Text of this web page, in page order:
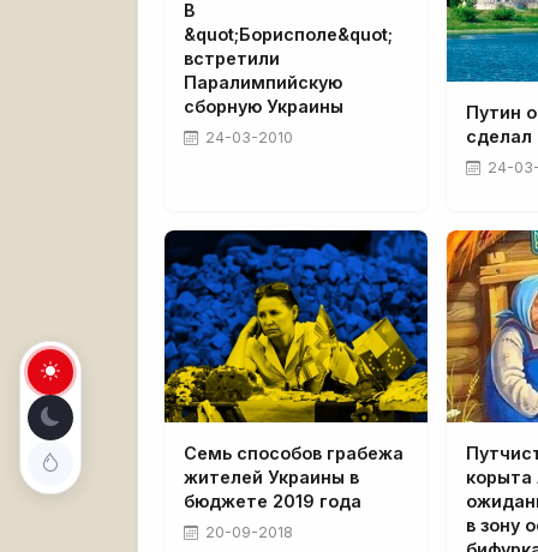
В
&quot;Борисполе&quot;
встретили
Паралимпийскую
сборную Украины
24-03-2010
Путин
сделал
24-
Семь способов грабежа
жителей Украины в
бюджете 2019 года
20-09-2018
в зону